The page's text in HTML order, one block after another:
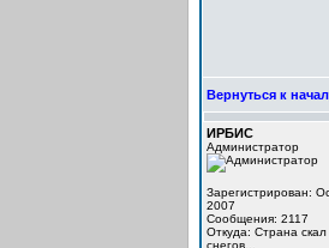
Вернуться к
ИРБИС
Администратор
Зарегистрирован:
2007
Сообщения: 2117
Откуда: Cтрана скал
снегов...